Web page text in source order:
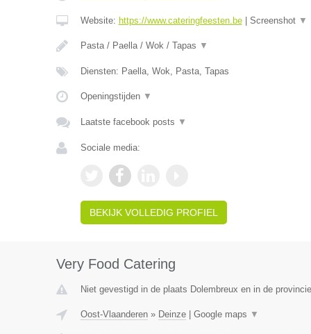
Website: https://www.cateringfeesten.be| Screenshot ▼
Pasta / Paella / Wok / Tapas ▼
Diensten: Paella, Wok, Pasta, Tapas
Openingstijden ▼
Laatste facebook posts ▼
Sociale media:
BEKIJK VOLLEDIG PROFIEL
Very Food Catering
Niet gevestigd in de plaats Dolembreux en in de
Oost-Vlaanderen» Deinze| Google maps ▼